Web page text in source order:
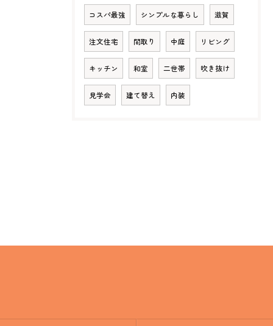
コスパ最強 シンプルな暮らし 滋賀
注文住宅 間取り 中庭 リビング
キッチン 和室 二世帯 吹き抜け
見学会 建て替え 内装